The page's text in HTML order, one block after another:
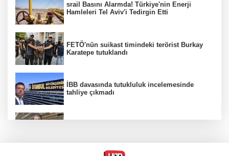
srail Basını Alarmda! Türkiye'nin Enerji
Hamleleri Tel Aviv'i Tedirgin Etti
FETÖ'nün suikast timindeki terörist Burkay
Karatepe tutuklandı
İBB davasında tutukluluk incelemesinde
tahliye çıkmadı